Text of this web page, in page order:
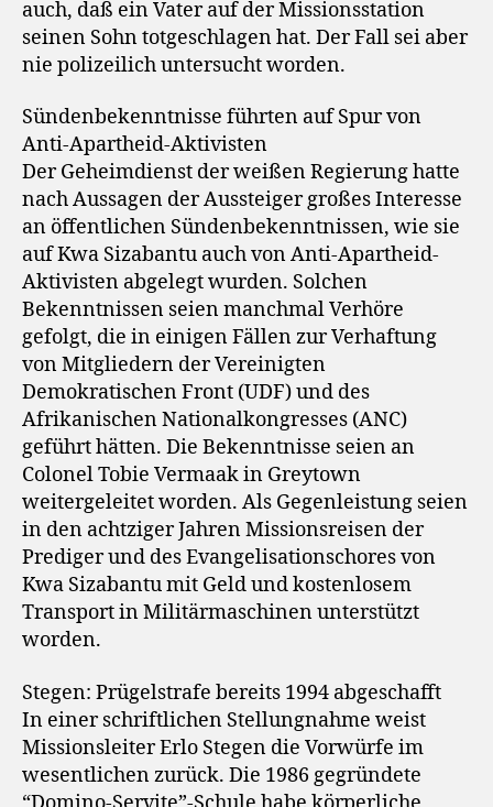
auch, daß ein Vater auf der Missionsstation
seinen Sohn totgeschlagen hat. Der Fall sei aber
nie polizeilich untersucht worden.
Sündenbekenntnisse führten auf Spur von
Anti-Apartheid-Aktivisten
Der Geheimdienst der weißen Regierung hatte
nach Aussagen der Aussteiger großes Interesse
an öffentlichen Sündenbekenntnissen, wie sie
auf Kwa Sizabantu auch von Anti-Apartheid-
Aktivisten abgelegt wurden. Solchen
Bekenntnissen seien manchmal Verhöre
gefolgt, die in einigen Fällen zur Verhaftung
von Mitgliedern der Vereinigten
Demokratischen Front (UDF) und des
Afrikanischen Nationalkongresses (ANC)
geführt hätten. Die Bekenntnisse seien an
Colonel Tobie Vermaak in Greytown
weitergeleitet worden. Als Gegenleistung seien
in den achtziger Jahren Missionsreisen der
Prediger und des Evangelisationschores von
Kwa Sizabantu mit Geld und kostenlosem
Transport in Militärmaschinen unterstützt
worden.
Stegen: Prügelstrafe bereits 1994 abgeschafft
In einer schriftlichen Stellungnahme weist
Missionsleiter Erlo Stegen die Vorwürfe im
wesentlichen zurück. Die 1986 gegründete